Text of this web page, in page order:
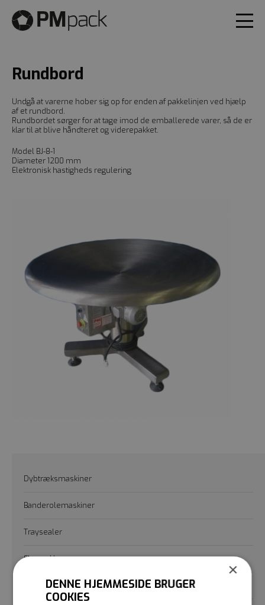
Rundbord
Undgå at varerne hober sig op for enden af pakkelinjen ved hjælp
af et rundbord.
Rundbordet sørger for at tage imod de emballerede varer, så de er
klar til at blive håndteret og viderepakket.
Model BJ-8-1
​Diameter 1200 mm
Elektronisk hastigheds regulering
Dybtræksmaskiner
Banderolemaskiner
Traysealer
Flowpakker
Posemaskiner
×
DENNE HJEMMESIDE BRUGER
COOKIES